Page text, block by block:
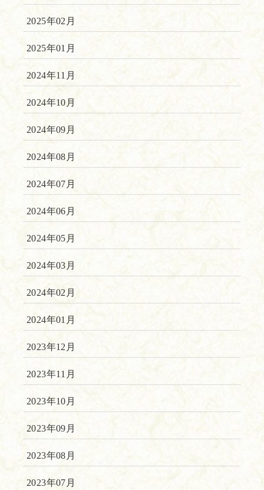
2025年02月
2025年01月
2024年11月
2024年10月
2024年09月
2024年08月
2024年07月
2024年06月
2024年05月
2024年03月
2024年02月
2024年01月
2023年12月
2023年11月
2023年10月
2023年09月
2023年08月
2023年07月